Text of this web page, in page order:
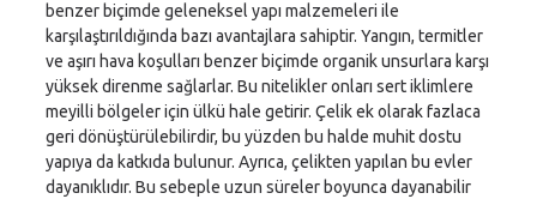
benzer biçimde geleneksel yapı malzemeleri ile
karşılaştırıldığında bazı avantajlara sahiptir. Yangın, termitler
ve aşırı hava koşulları benzer biçimde organik unsurlara karşı
yüksek direnme sağlarlar. Bu nitelikler onları sert iklimlere
meyilli bölgeler için ülkü hale getirir. Çelik ek olarak fazlaca
geri dönüştürülebilirdir, bu yüzden bu halde muhit dostu
yapıya da katkıda bulunur. Ayrıca, çelikten yapılan bu evler
dayanıklıdır. Bu sebeple uzun süreler boyunca dayanabilir